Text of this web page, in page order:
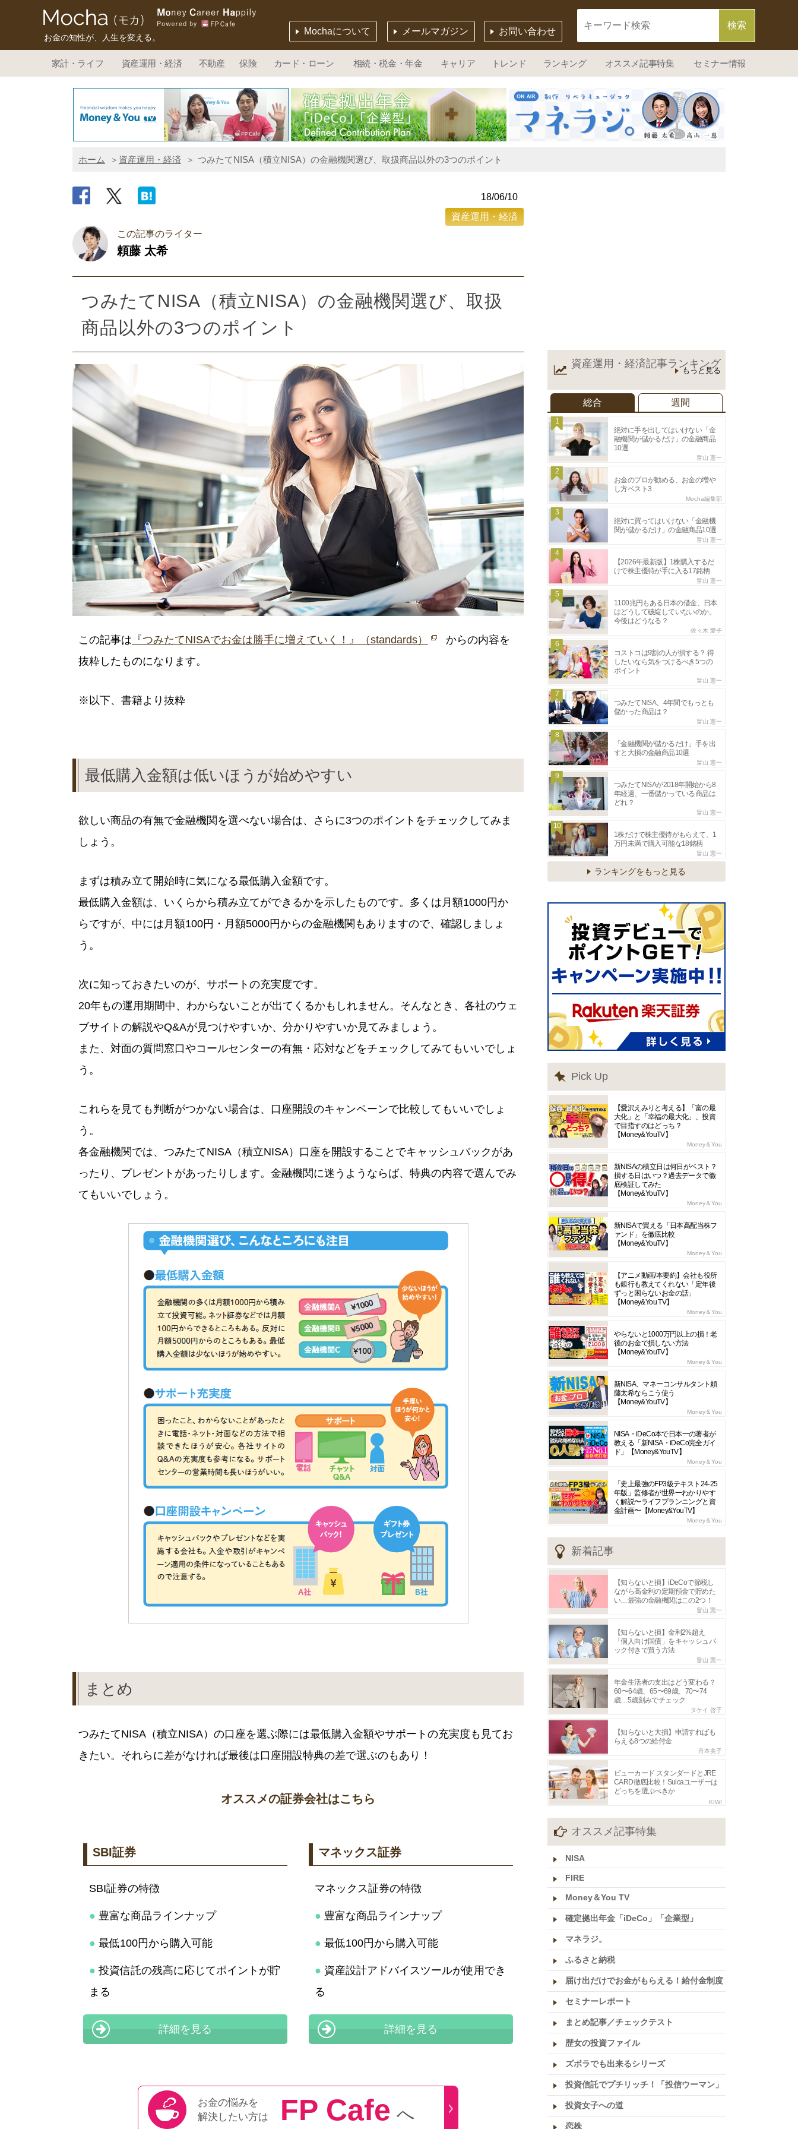
お金の知性が、人生を変える。
お問い合わせ
メールマガジン
Mochaについて
家計・ライフ 資産運用・経済 不動産 保険 カード・ローン 相続・税金・年金 キャリア トレンド ランキング オススメ記事特集 セミナー情報
ホーム 資産運用・経済 つみたてNISA（積立NISA）の金融機関選び、取扱商品以外の3つのポイント
18/06/10
資産運用・経済
この記事のライター
頼藤 太希
つみたてNISA（積立NISA）の金融機関選び、取扱
商品以外の3つのポイント
この記事は 『つみたてNISAでお金は勝手に増えていく！』（standards）
からの内容を
抜粋したものになります。
※以下、書籍より抜粋
最低購入金額は低いほうが始めやすい
欲しい商品の有無で金融機関を選べない場合は、さらに3つのポイントをチェックしてみま
しょう。
まずは積み立て開始時に気になる最低購入金額です。
最低購入金額は、いくらから積み立てができるかを示したものです。多くは月額1000円か
らですが、中には月額100円・月額5000円からの金融機関もありますので、確認しましょ
う。
次に知っておきたいのが、サポートの充実度です。
20年もの運用期間中、わからないことが出てくるかもしれません。そんなとき、各社のウェ
ブサイトの解説やQ&Aが見つけやすいか、分かりやすいか見てみましょう。
また、対面の質問窓口やコールセンターの有無・応対などをチェックしてみてもいいでしょ
う。
これらを見ても判断がつかない場合は、口座開設のキャンペーンで比較してもいいでしょ
う。
各金融機関では、つみたてNISA（積立NISA）口座を開設することでキャッシュバックがあ
ったり、プレゼントがあったりします。金融機関に迷うようならば、特典の内容で選んでみ
てもいいでしょう。
まとめ
つみたてNISA（積立NISA）の口座を選ぶ際には最低購入金額やサポートの充実度も見てお
きたい。それらに差がなければ最後は口座開設特典の差で選ぶのもあり！
オススメの証券会社はこちら
SBI証券
SBI証券の特徴
● 豊富な商品ラインナップ
● 最低100円から購入可能
● 投資信託の残高に応じてポイントが貯
まる
詳細を見る
マネックス証券
マネックス証券の特徴
● 豊富な商品ラインナップ
● 最低100円から購入可能
● 資産設計アドバイスツールが使用でき
る
詳細を見る
お金の悩みを
解決したい方は
FP Cafe へ
資産運用・経済記事ランキング
もっと見る
総合 週間
1
絶対に手を出してはいけない「金
融機関が儲かるだけ」の金融商品
10選
畠山 憲一
2
お金のプロが勧める、お金の増や
し方ベスト3
Mocha編集部
3
絶対に買ってはいけない「金融機
関が儲かるだけ」の金融商品10選
畠山 憲一
4
【2026年最新版】1株購入するだ
けで株主優待が手に入る17銘柄
畠山 憲一
5
1100兆円もある日本の借金、日本
はどうして破綻していないのか。
今後はどうなる？
佐々木 愛子
6
コストコは9割の人が損する？ 得
したいなら気をつけるべき5つの
ポイント
畠山 憲一
7
つみたてNISA、4年間でもっとも
儲かった商品は？
畠山 憲一
8
「金融機関が儲かるだけ」手を出
すと大損の金融商品10選
畠山 憲一
9
つみたてNISAが2018年開始から8
年経過、一番儲かっている商品は
どれ？
畠山 憲一
10
1株だけで株主優待がもらえて、1
万円未満で購入可能な18銘柄
畠山 憲一
ランキングをもっと見る
Pick Up
【愛沢えみりと考える】「富の最
大化」と「幸福の最大化」、投資
で目指すのはどっち？
【Money&YouTV】
Money＆You
新NISAの積立日は何日がベスト？
損する日はいつ？過去データで徹
底検証してみた
【Money&YouTV】
Money＆You
新NISAで買える「日本高配当株フ
ァンド」を徹底比較
【Money&YouTV】
Money＆You
【アニメ動画/本要約】会社も役所
も銀行も教えてくれない「定年後
ずっと困らないお金の話」
【Money&You TV】
Money＆You
やらないと1000万円以上の損！老
後のお金で損しない方法
【Money&YouTV】
Money＆You
新NISA、マネーコンサルタント頼
藤太希ならこう使う
【Money&YouTV】
Money＆You
NISA・iDeCo本で日本一の著者が
教える「新NISA・iDeCo完全ガイ
ド」【Money&YouTV】
Money＆You
「史上最強のFP3級テキスト24-25
年版」監修者が世界一わかりやす
く解説〜ライフプランニングと資
金計画〜【Money&YouTV】
Money＆You
新着記事
【知らないと損】iDeCoで節税し
ながら高金利の定期預金で貯めた
い…最強の金融機関はこの2つ！
畠山 憲一
【知らないと損】金利2%超え
「個人向け国債」をキャッシュバ
ック付きで買う方法
畠山 憲一
年金生活者の支出はどう変わる？
60〜64歳、65〜69歳、70〜74
歳…5歳刻みでチェック
タケイ 啓子
【知らないと大損】申請すればも
らえる8つの給付金
舟本美子
ビューカード スタンダードとJRE
CARD徹底比較！Suicaユーザーは
どっちを選ぶべきか
KIWI
オススメ記事特集
NISA
FIRE
Money＆You TV
確定拠出年金「iDeCo」「企業型」
マネラジ。
ふるさと納税
届け出だけでお金がもらえる！給付金制度
セミナーレポート
まとめ記事／チェックテスト
歴女の投資ファイル
ズボラでも出来るシリーズ
投資信託でプチリッチ！「投信ウーマン」
投資女子への道
恋株